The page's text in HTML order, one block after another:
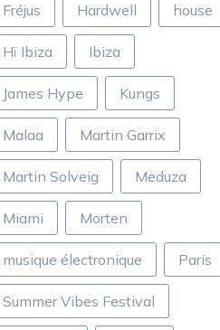
Fréjus Hardwell house
Hï Ibiza Ibiza
James Hype Kungs
Malaa Martin Garrix
Martin Solveig Meduza
Miami Morten
musique électronique Paris
Summer Vibes Festival